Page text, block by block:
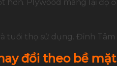
hơn. Plywood mang lại độ
tuổi thọ sử dụng. Đỉnh
đổi theo bề